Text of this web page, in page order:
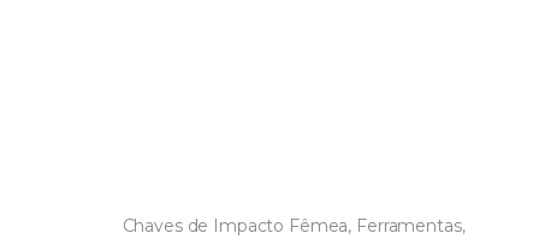
Chaves de Impacto Fêmea, Ferramentas,